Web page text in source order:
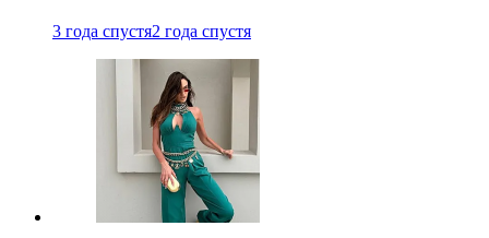
3 года спустя2 года спустя